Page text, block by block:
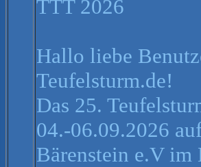
TTT 2026
Hallo liebe
Teufelsturm.de!
Das 25.
04.-06.09.2026
Bärenstein e.V im